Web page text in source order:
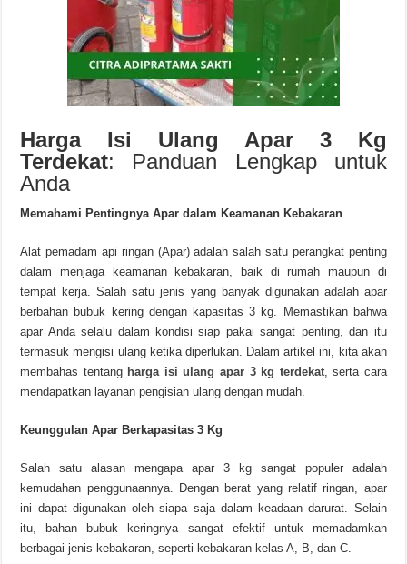
Harga Isi Ulang Apar 3 Kg
Terdekat: Panduan Lengkap untuk
Anda
Memahami Pentingnya Apar dalam Keamanan Kebakaran
Alat pemadam api ringan (Apar) adalah salah satu perangkat penting
dalam menjaga keamanan kebakaran, baik di rumah maupun di
tempat kerja. Salah satu jenis yang banyak digunakan adalah apar
berbahan bubuk kering dengan kapasitas 3 kg. Memastikan bahwa
apar Anda selalu dalam kondisi siap pakai sangat penting, dan itu
termasuk mengisi ulang ketika diperlukan. Dalam artikel ini, kita akan
membahas tentang harga isi ulang apar 3 kg terdekat, serta cara
mendapatkan layanan pengisian ulang dengan mudah.
Keunggulan Apar Berkapasitas 3 Kg
Salah satu alasan mengapa apar 3 kg sangat populer adalah
kemudahan penggunaannya. Dengan berat yang relatif ringan, apar
ini dapat digunakan oleh siapa saja dalam keadaan darurat. Selain
itu, bahan bubuk keringnya sangat efektif untuk memadamkan
berbagai jenis kebakaran, seperti kebakaran kelas A, B, dan C.